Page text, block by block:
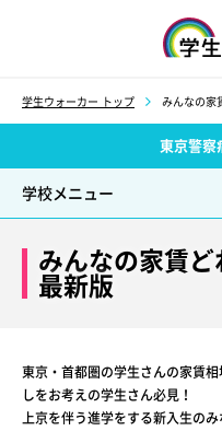
学生ウォーカー トップ みんなの家
東京警察
学校メニュー
みんなの家賃ど
最新版
東京・首都圏の学生さんの家賃
しをお考えの学生さん必見！
上京を伴う進学をする新入生の